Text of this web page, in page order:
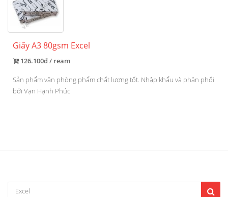
Giấy A3 80gsm Excel
126.100đ / ream
Sản phẩm văn phòng phẩm chất lượng tốt. Nhập khẩu và phân phối
bởi Vạn Hạnh Phúc